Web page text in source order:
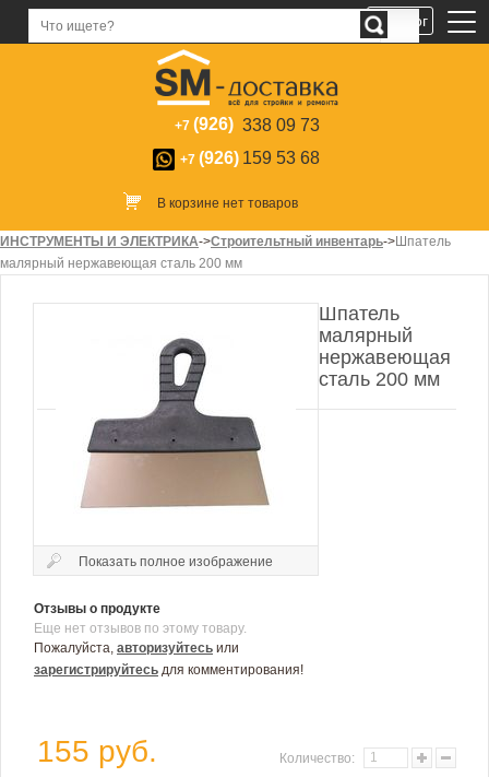
+7 (926) 338 09 73
+7 (926) 159 53 68
В корзине нет товаров
ИНСТРУМЕНТЫ И ЭЛЕКТРИКА->Строительтный инвентарь->Шпатель
малярный нержавеющая сталь 200 мм
Показать полное изображение
Отзывы о продукте
Еще нет отзывов по этому товару.
Пожалуйста, авторизуйтесь или
зарегистрируйтесь для комментирования!
Шпатель
малярный
нержавеющая
сталь 200 мм
155 руб. Количество:
Каталог